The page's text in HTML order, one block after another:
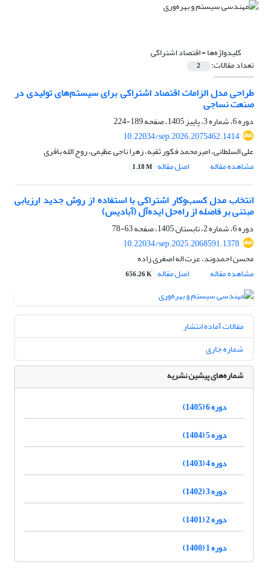
کلیدواژه‌ها =اقتصاد اشتراکی
تعداد مقالات: 2
طراحی مدل الزامات اقتصاد اشتراکی برای سیستم‌های تولیدی در
صنعت نساجی
دوره 6، شماره 3، پاییز 1405، صفحه
189-224
10.22034/sep.2026.2075462.1414
علی السلطانی، امیرمحمد فکور ثقیه، زهرا ناجی عظیمی، روح الله باقری
مشاهده مقاله
اصل مقاله 1.18 M
انتخاب مدل کسب‌وکار اشتراکی با استفاده از روش جدید ارزیابی
مبتنی بر فاصله از راه‌حل ایده‌آل (آبادیس)
دوره 6، شماره 2، تابستان 1405، صفحه
63-78
10.22034/sep.2025.2068591.1378
محسن احمدوند، عزت اله اصغری زاده
مشاهده مقاله
اصل مقاله 656.26 K
مقالات آماده انتشار
شماره جاری
شماره‌های پیشین نشریه
دوره 6 (1405)
دوره 5 (1404)
دوره 4 (1403)
دوره 3 (1402)
دوره 2 (1401)
دوره 1 (1400)